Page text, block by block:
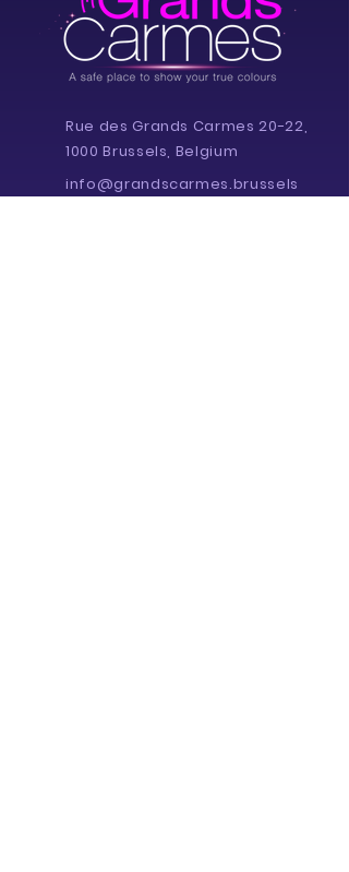
Rue des Grands Carmes 20-22,
1000 Brussels, Belgium
info@grandscarmes.brussels